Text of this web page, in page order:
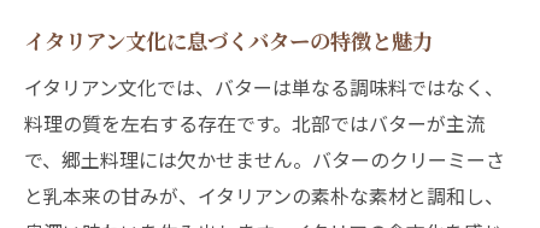
の理由
発酵バターと非発酵バターはイタリアンにどう
活かす
発酵バターと非発酵バターの違いとイタリ
アン活用法
イタリアン文化に息づくバターの特徴と魅力
イタリアン文化では、バターは単なる調味料ではなく、
料理の質を左右する存在です。北部ではバターが主流
で、郷土料理には欠かせません。バターのクリーミーさ
と乳本来の甘みが、イタリアンの素朴な素材と調和し、